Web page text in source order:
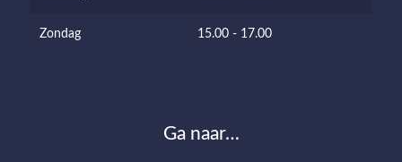
Zondag 15.00 - 17.00
Ga naar…